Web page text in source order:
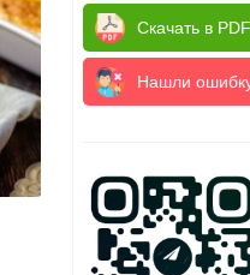
Скачать в
Нашли